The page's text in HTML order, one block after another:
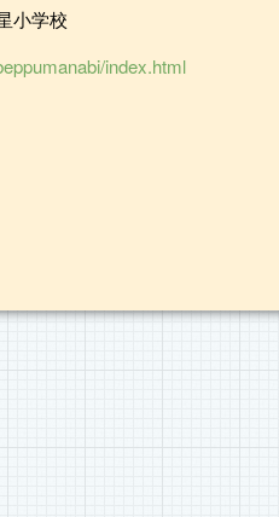
小学校
index.html